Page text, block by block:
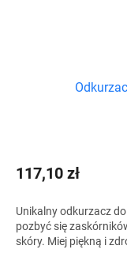
117,10 zł
Unikalny odkurzacz
pozbyć się
skóry. Miej piękną i